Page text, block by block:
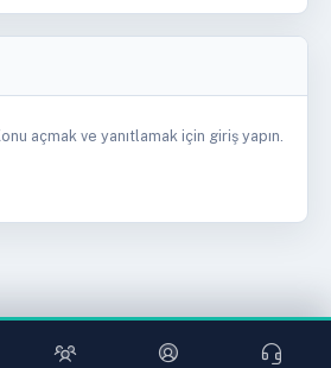
açmak ve yanıtlamak için giriş yapın.